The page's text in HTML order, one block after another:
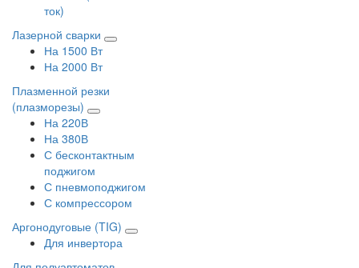
ток)
Лазерной сварки
На 1500 Вт
На 2000 Вт
Плазменной резки
(плазморезы)
На 220В
На 380В
С бесконтактным
поджигом
С пневмоподжигом
С компрессором
Аргонодуговые (TIG)
Для инвертора